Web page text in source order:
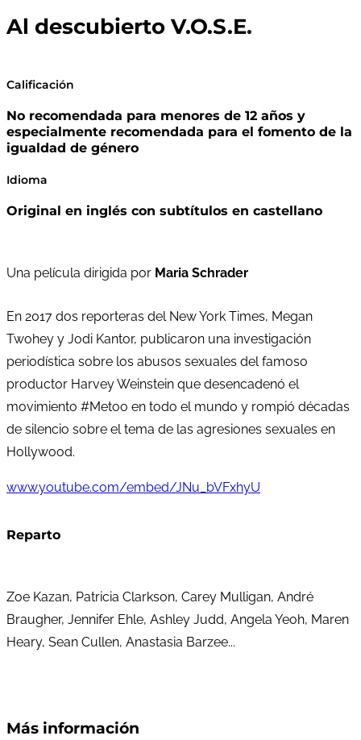
Al descubierto V.O.S.E.
Calificación
No recomendada para menores de 12 años y
especialmente recomendada para el fomento de la
igualdad de género
Idioma
Original en inglés con subtítulos en castellano
Una película dirigida por Maria Schrader
En 2017 dos reporteras del New York Times, Megan
Twohey y Jodi Kantor, publicaron una investigación
periodística sobre los abusos sexuales del famoso
productor Harvey Weinstein que desencadenó el
movimiento #Metoo en todo el mundo y rompió décadas
de silencio sobre el tema de las agresiones sexuales en
Hollywood.
www.youtube.com/embed/JNu_bVFxhyU
Reparto
Zoe Kazan, Patricia Clarkson, Carey Mulligan, André
Braugher, Jennifer Ehle, Ashley Judd, Angela Yeoh, Maren
Heary, Sean Cullen, Anastasia Barzee...
Más información